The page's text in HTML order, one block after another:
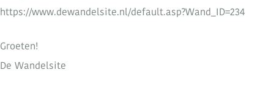
https://www.dewandelsite.nl/default.asp?Wand_ID=234
Groeten!
De Wandelsite